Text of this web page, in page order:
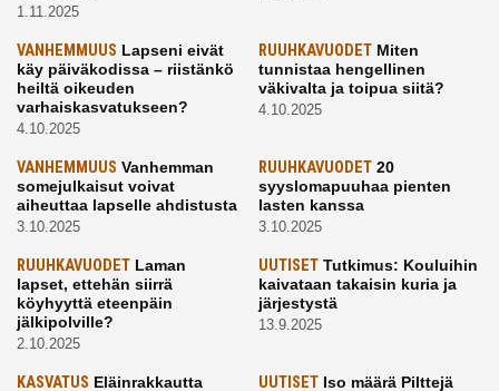
1.11.2025
VANHEMMUUS Lapseni eivät
käy päiväkodissa – riistänkö
heiltä oikeuden
varhaiskasvatukseen?
4.10.2025
RUUHKAVUODETMiten
tunnistaa hengellinen
väkivalta ja toipua siitä?
4.10.2025
VANHEMMUUS Vanhemman
somejulkaisut voivat
aiheuttaa lapselle ahdistusta
3.10.2025
RUUHKAVUODET20
syyslomapuuhaa pienten
lasten kanssa
3.10.2025
RUUHKAVUODET Laman
lapset, ettehän siirrä
köyhyyttä eteenpäin
jälkipolville?
2.10.2025
UUTISETTutkimus: Kouluihin
kaivataan takaisin kuria ja
järjestystä
13.9.2025
KASVATUS Eläinrakkautta
UUTISETIso määrä Pilttejä